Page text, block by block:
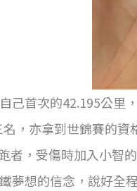
己首次的42.195公里
，亦拿到世錦賽的資
者，受傷時加入小智
夢想的信念，說好全